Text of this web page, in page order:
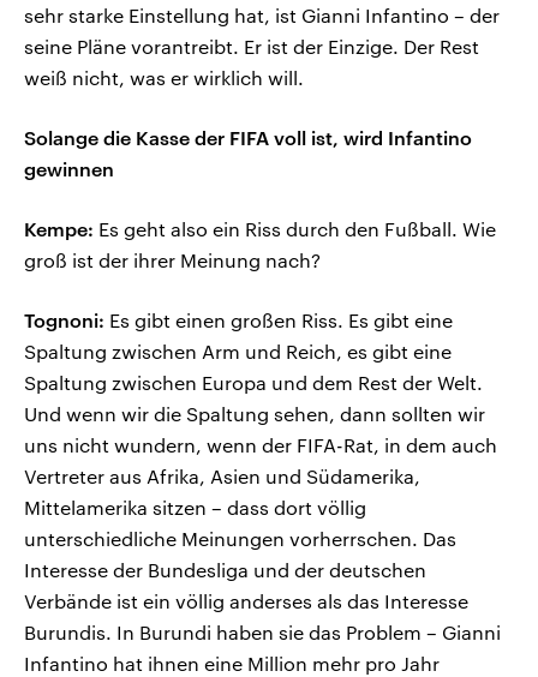
sehr starke Einstellung hat, ist Gianni Infantino – der
seine Pläne vorantreibt. Er ist der Einzige. Der Rest
weiß nicht, was er wirklich will.
Solange die Kasse der FIFA voll ist, wird Infantino
gewinnen
Kempe: Es geht also ein Riss durch den Fußball. Wie
groß ist der ihrer Meinung nach?
Tognoni: Es gibt einen großen Riss. Es gibt eine
Spaltung zwischen Arm und Reich, es gibt eine
Spaltung zwischen Europa und dem Rest der Welt.
Und wenn wir die Spaltung sehen, dann sollten wir
uns nicht wundern, wenn der FIFA-Rat, in dem auch
Vertreter aus Afrika, Asien und Südamerika,
Mittelamerika sitzen – dass dort völlig
unterschiedliche Meinungen vorherrschen. Das
Interesse der Bundesliga und der deutschen
Verbände ist ein völlig anderses als das Interesse
Burundis. In Burundi haben sie das Problem – Gianni
Infantino hat ihnen eine Million mehr pro Jahr